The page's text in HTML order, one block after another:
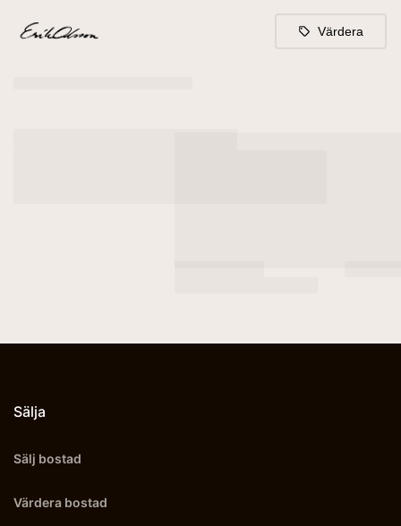
Värdera
Sälja
Sälj bostad
Värdera bostad